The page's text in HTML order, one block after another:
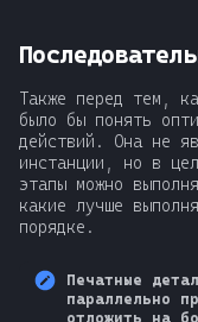
Также перед тем,
было бы понять
действий. Она не
инстанции, но в
этапы можно
какие лучше
порядке.
Печатные
параллельно
отложить на